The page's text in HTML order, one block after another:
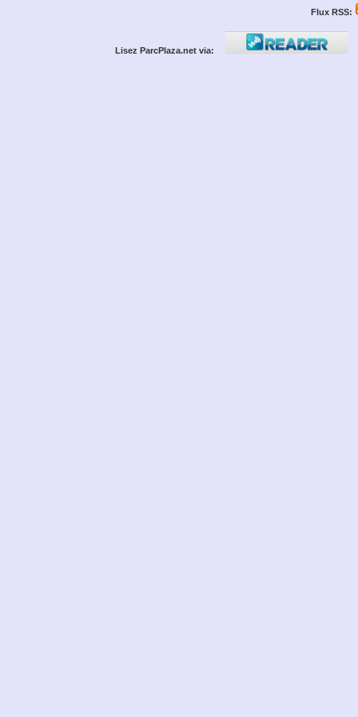
Flux RSS:
Lisez ParcPlaza.net via: